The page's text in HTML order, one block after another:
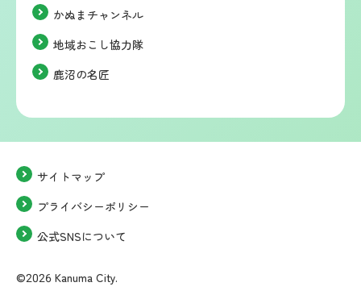
かぬまチャンネル
地域おこし協力隊
鹿沼の名匠
サイトマップ
プライバシーポリシー
公式SNSについて
©2026 Kanuma City.